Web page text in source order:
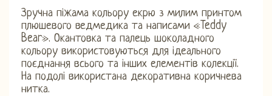
Зручна піжама кольору екрю з милим принтом
плюшевого ведмедика та написами «Teddy
Bear». Окантовка та палець шоколадного
кольору використовуються для ідеального
поєднання всього та інших елементів колекції.
На подолі використана декоративна коричнева
нитка.